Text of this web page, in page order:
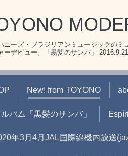
ニーズ・ブラジリアンミュージックの
ーデビュー。「黒髪のサンバ」
New! from TOYONO
バム「黒髪のサンバ」
年3月4月JAL国際線機内放送